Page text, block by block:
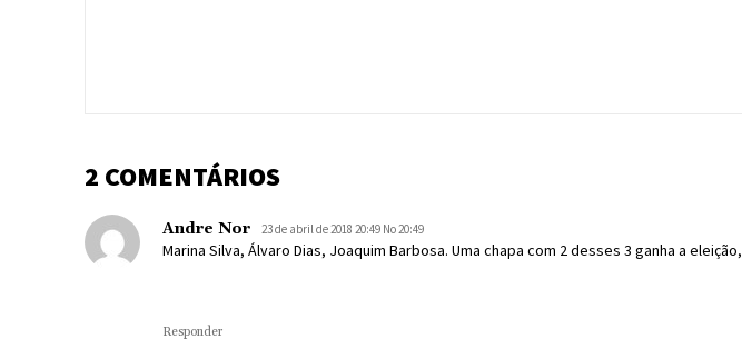
2 COMENTÁRIOS
Andre Nor 23 de abril de 2018 20:49 No 20:49
Marina Silva, Álvaro Dias, Joaquim Barbosa. Uma chapa com 2 desses 3 ganha a
Responder